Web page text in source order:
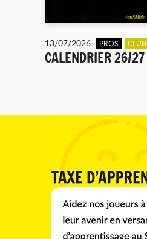
13/07/2026 PROS CLUB
CALENDRIER 26/27